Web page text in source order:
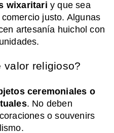
wixaritari y que sea
justo. Algunas
artesanía huichol con
valor religioso?
ceremoniales o
. No deben
o souvenirs